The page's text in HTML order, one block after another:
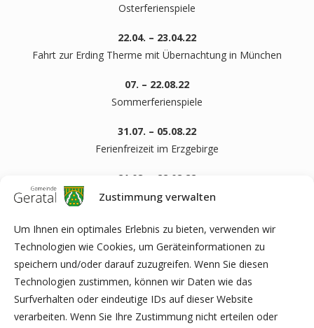
Zustimmung verwalten
Um Ihnen ein optimales Erlebnis zu bieten, verwenden wir
Technologien wie Cookies, um Geräteinformationen zu
speichern und/oder darauf zuzugreifen. Wenn Sie diesen
Technologien zustimmen, können wir Daten wie das
Surfverhalten oder eindeutige IDs auf dieser Website
verarbeiten. Wenn Sie Ihre Zustimmung nicht erteilen oder
Osterferienspiele
22.04. – 23.04.22
Fahrt zur Erding Therme mit Übernachtung in München
07. – 22.08.22
Sommerferienspiele
31.07. – 05.08.22
Ferienfreizeit im Erzgebirge
21.08. – 22.08.22
Heidepark Soltau mit Übernachtung
17.10. – 21.10.22
Herbstferienspiele – Projekt Jugendwanderweg
24.10. – 29.10.22
Herbstferienspiele
28.10. – 29.10.22